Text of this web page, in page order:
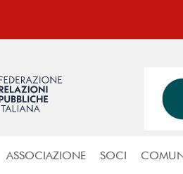
ASSOCIAZIONE SOCI